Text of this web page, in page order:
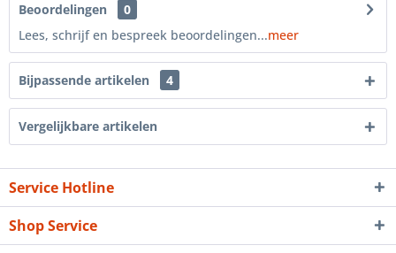
Beoordelingen
0
Lees, schrijf en bespreek beoordelingen...meer
Bijpassende artikelen 4
Vergelijkbare artikelen
Service Hotline
Shop Service